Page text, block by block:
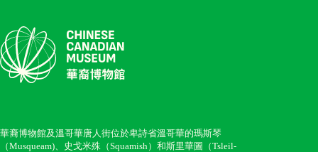
華裔博物館及溫哥華唐人街位於卑詩省溫哥華的瑪斯琴
（Musqueam)、史戈米殊（Squamish）和斯里華圖（Tsleil-